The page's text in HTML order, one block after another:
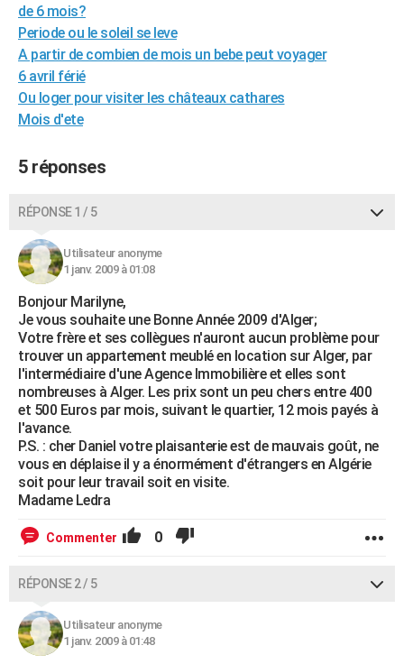
PHOTO
GUIDES D'ACHAT
BONS PLANS
CARTE DE VOEUX
S'inscrire
Se connecter
Lycées
Collèges
Primaires
Universités
Entreprises
Service militaire
Avis de recherche
AVIS DE DÉCÈS
FORUM
Bricolage
Lifestyle
Culture
Sport
Auto
Television
Voyage
Cinema
de 6 mois?
Periode ou le soleil se leve
A partir de combien de mois un bebe peut voyager
6 avril férié
Ou loger pour visiter les châteaux cathares
Mois d'ete
5 réponses
RÉPONSE 1 / 5
Utilisateur anonyme
1 janv. 2009 à 01:08
Bonjour Marilyne,
Je vous souhaite une Bonne Année 2009 d'Alger;
Votre frère et ses collègues n'auront aucun problème pour
trouver un appartement meublé en location sur Alger, par
l'intermédiaire d'une Agence Immobilière et elles sont
nombreuses à Alger. Les prix sont un peu chers entre 400
et 500 Euros par mois, suivant le quartier, 12 mois payés à
l'avance.
P.S. : cher Daniel votre plaisanterie est de mauvais goût, ne
vous en déplaise il y a énormément d'étrangers en Algérie
soit pour leur travail soit en visite.
Madame Ledra
Commenter 0
RÉPONSE 2 / 5
Utilisateur anonyme
1 janv. 2009 à 01:48